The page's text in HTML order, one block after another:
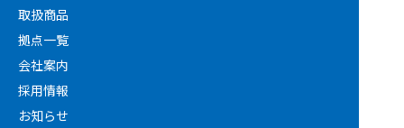
取扱商品
拠点一覧
会社案内
採用情報
お知らせ